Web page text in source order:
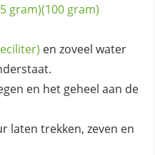
gram)(100 gram)
en zoveel water
en het geheel aan de
laten trekken, zeven en